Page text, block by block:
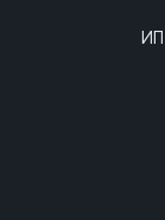
ИП